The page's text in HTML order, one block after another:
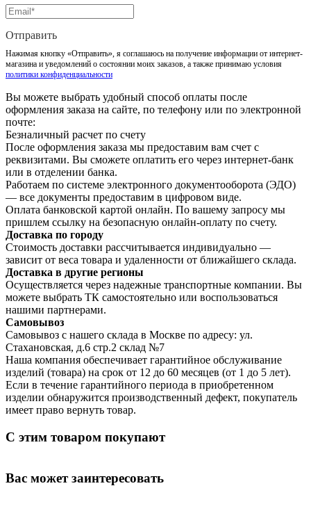
Отправить
Нажимая кнопку «Отправить», я соглашаюсь на получение информации от интернет-
магазина и уведомлений о состоянии моих заказов, а также принимаю условия
политики конфиденциальности
Вы можете выбрать удобный способ оплаты после
оформления заказа на сайте, по телефону или по электронной
почте:
Безналичный расчет по счету
После оформления заказа мы предоставим вам счет с
реквизитами. Вы сможете оплатить его через интернет-банк
или в отделении банка.
Работаем по системе электронного документооборота (ЭДО)
— все документы предоставим в цифровом виде.
Оплата банковской картой онлайн. По вашему запросу мы
пришлем ссылку на безопасную онлайн-оплату по счету.
Доставка по городу
Стоимость доставки рассчитывается индивидуально —
зависит от веса товара и удаленности от ближайшего склада.
Доставка в другие регионы
Осуществляется через надежные транспортные компании. Вы
можете выбрать ТК самостоятельно или воспользоваться
нашими партнерами.
Самовывоз
Самовывоз с нашего склада в Москве по адресу: ул.
Стахановская, д.6 стр.2 склад №7
Наша компания обеспечивает гарантийное обслуживание
изделий (товара) на срок от 12 до 60 месяцев (от 1 до 5 лет).
Если в течение гарантийного периода в приобретенном
изделии обнаружится производственный дефект, покупатель
имеет право вернуть товар.
С этим товаром покупают
Вас может заинтересовать